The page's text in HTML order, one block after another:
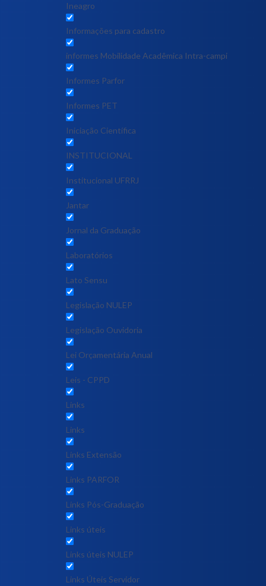
Ineagro
Informações para cadastro
informes Mobilidade Acadêmica Intra-campi
Informes Parfor
Informes PET
Iniciação Científica
INSTITUCIONAL
Institucional UFRRJ
Jantar
Jornal da Graduação
Laboratórios
Lato Sensu
Legislação NULEP
Legislação Ouvidoria
Lei Orçamentária Anual
Leis - CPPD
Links
Links
Links Extensão
Links PARFOR
Links Pós-Graduação
Links úteis
Links úteis NULEP
Links Úteis Servidor